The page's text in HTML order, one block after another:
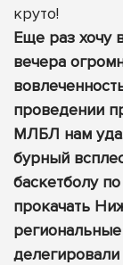
круто!
Еще раз хочу
вечера
проведении
МЛБЛ нам
бурный
баскетболу
прокачать
делегировали